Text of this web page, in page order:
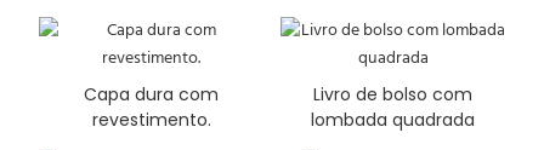
Capa dura com
revestimento.
Livro de bolso com
lombada quadrada